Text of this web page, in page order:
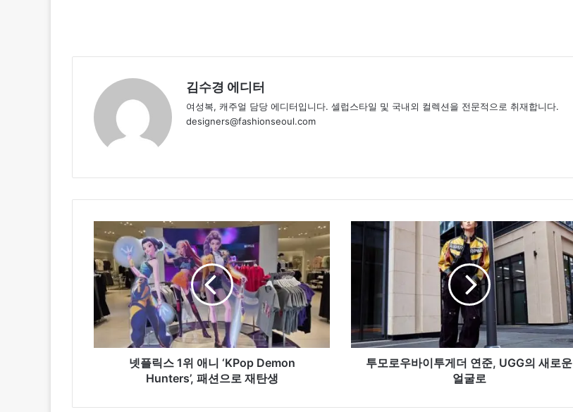
김수경 에디터
여성복, 캐주얼 담당 에디터입니다. 셀럽스타일 및 국내외 컬렉션을 전문적으로 취재합니다.
designers@fashionseoul.com
플
릭
스
1
위
애
니
‘KPop
션
넷플릭스 1위 애니 ‘KPop Demon
Hunters’, 패션으로 재탄생
모
게
더
의
투모로우바이투게더 연준, UGG의 새로운
얼굴로